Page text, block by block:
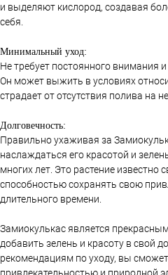
и выделяют кислород, создавая
себя.
Минимальный уход:
Не требует постоянного внимания
Он может выжить в условиях
страдает от отсутствия полива на
Долговечность:
Правильно ухаживая за
наслаждаться его красотой и
многих лет. Это растение известно
способностью сохранять свою
длительного времени.
Замиокулькас является
добавить зелень и красоту в свой
рекомендациям по уходу, вы
привлекательностью и природной